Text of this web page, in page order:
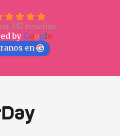
347 reseñas.
by Google
en